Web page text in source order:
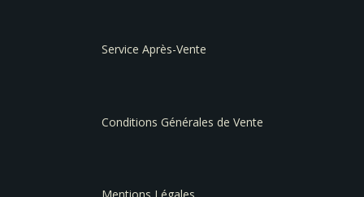
Service Après-Vente
Conditions Générales de Vente